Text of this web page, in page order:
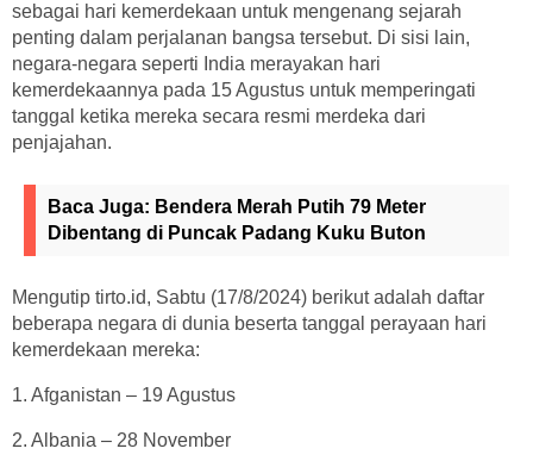
sebagai hari kemerdekaan untuk mengenang sejarah
penting dalam perjalanan bangsa tersebut. Di sisi lain,
negara-negara seperti India merayakan hari
kemerdekaannya pada 15 Agustus untuk memperingati
tanggal ketika mereka secara resmi merdeka dari
penjajahan.
Baca Juga: Bendera Merah Putih 79 Meter
Dibentang di Puncak Padang Kuku Buton
Mengutip tirto.id, Sabtu (17/8/2024) berikut adalah daftar
beberapa negara di dunia beserta tanggal perayaan hari
kemerdekaan mereka:
1. Afganistan – 19 Agustus
2. Albania – 28 November